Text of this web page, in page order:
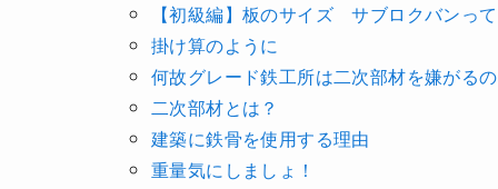
【初級編】板のサイズ サブロクバンっ
掛け算のように
何故グレード鉄工所は二次部材を嫌がる
二次部材とは？
建築に鉄骨を使用する理由
重量気にしましょ！